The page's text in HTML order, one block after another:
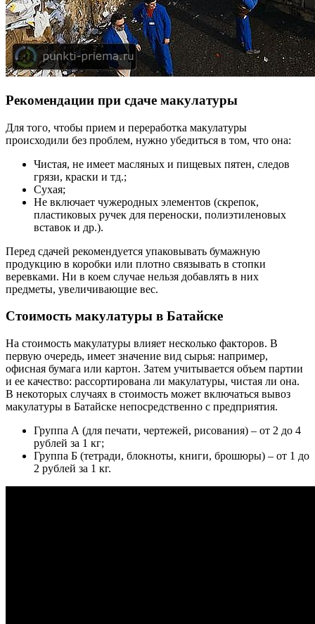
Рекомендации при сдаче макулатуры
Для того, чтобы прием и переработка макулатуры
происходили без проблем, нужно убедиться в том, что она:
Чистая, не имеет масляных и пищевых пятен, следов
грязи, краски и тд.;
Сухая;
Не включает чужеродных элементов (скрепок,
пластиковых ручек для переноски, полиэтиленовых
вставок и др.).
Перед сдачей рекомендуется упаковывать бумажную
продукцию в коробки или плотно связывать в стопки
веревками. Ни в коем случае нельзя добавлять в них
предметы, увеличивающие вес.
Стоимость макулатуры в Батайске
На стоимость макулатуры влияет несколько факторов. В
первую очередь, имеет значение вид сырья: например,
офисная бумага или картон. Затем учитывается объем партии
и ее качество: рассортирована ли макулатуры, чистая ли она.
В некоторых случаях в стоимость может включаться вывоз
макулатуры в Батайске непосредственно с предприятия.
Группа А (для печати, чертежей, рисования) – от 2 до 4
рублей за 1 кг;
Группа Б (тетради, блокноты, книги, брошюры) – от 1 до
2 рублей за 1 кг.